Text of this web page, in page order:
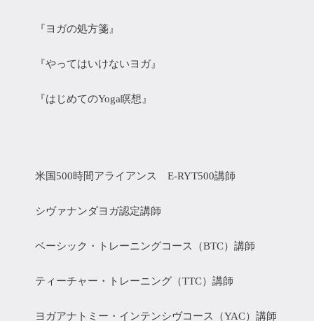
『ヨガの処方箋』
『やってはいけないヨガ』
『はじめてのYoga瞑想』
米国500時間アライアンス E-RYT500講師
シヴァナンダヨガ認定講師
ベーシック・トレーニングコース（BTC）講師
ティーチャー・トレーニング（TTC）講師
ヨガアナトミー・インテンシヴコース（YAC）講師